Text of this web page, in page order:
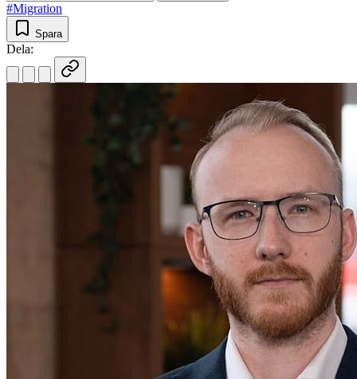
#Migration
Spara
Dela: